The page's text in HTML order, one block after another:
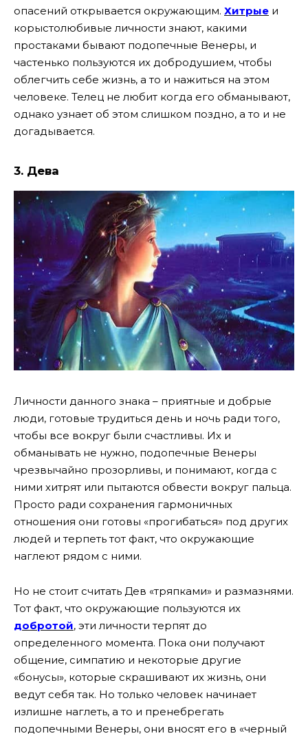
опасений открывается окружающим. Хитрые и
корыстолюбивые личности знают, какими
простаками бывают подопечные Венеры, и
частенько пользуются их добродушием, чтобы
облегчить себе жизнь, а то и нажиться на этом
человеке. Телец не любит когда его обманывают,
однако узнает об этом слишком поздно, а то и не
догадывается.
3. Дева
Личности данного знака – приятные и добрые
люди, готовые трудиться день и ночь ради того,
чтобы все вокруг были счастливы. Их и
обманывать не нужно, подопечные Венеры
чрезвычайно прозорливы, и понимают, когда с
ними хитрят или пытаются обвести вокруг пальца.
Просто ради сохранения гармоничных
отношения они готовы «прогибаться» под других
людей и терпеть тот факт, что окружающие
наглеют рядом с ними.
Но не стоит считать Дев «тряпками» и размазнями.
Тот факт, что окружающие пользуются их
добротой, эти личности терпят до
определенного момента. Пока они получают
общение, симпатию и некоторые другие
«бонусы», которые скрашивают их жизнь, они
ведут себя так. Но только человек начинает
излишне наглеть, а то и пренебрегать
подопечными Венеры, они вносят его в «черный